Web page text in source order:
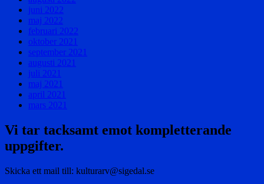
juni 2022
maj 2022
februari 2022
oktober 2021
september 2021
augusti 2021
juli 2021
maj 2021
april 2021
mars 2021
Vi tar tacksamt emot kompletterande
uppgifter.
Skicka ett mail till: kulturarv@sigedal.se